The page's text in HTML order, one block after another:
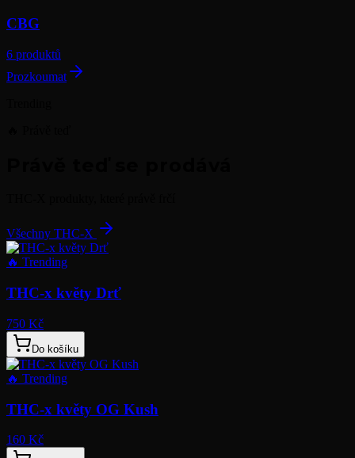
CBG
6 produktů
Prozkoumat
Všechny THC-X
🔥 Trending
THC-x květy Drť
750 Kč
Do košíku
🔥 Trending
THC-x květy OG Kush
160 Kč